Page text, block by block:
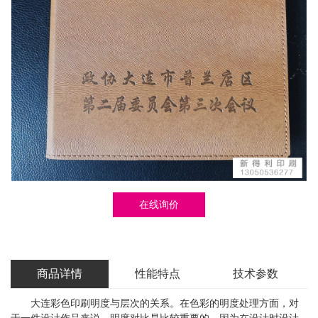
在线询价
商品详情 性能特点 技术参数
大连彩色印刷明度与层次的关系。在色彩的明度处理方面，对